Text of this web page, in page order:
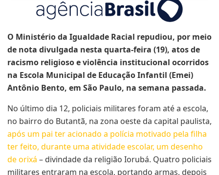
O Ministério da Igualdade Racial repudiou, por meio
de nota divulgada nesta quarta-feira (19), atos de
racismo religioso e violência institucional ocorridos
na Escola Municipal de Educação Infantil (Emei)
Antônio Bento, em São Paulo, na semana passada.
No último dia 12, policiais militares foram até a escola,
no bairro do Butantã, na zona oeste da capital paulista,
após um pai ter acionado a polícia motivado pela filha
ter feito, durante uma atividade escolar, um desenho
de orixá – divindade da religião Iorubá. Quatro policiais
militares entraram na escola, portando armas, depois